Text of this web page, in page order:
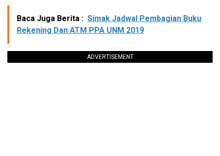
Baca Juga Berita : Simak Jadwal Pembagian Buku
Rekening Dan ATM PPA UNM 2019
ADVERTISEMENT